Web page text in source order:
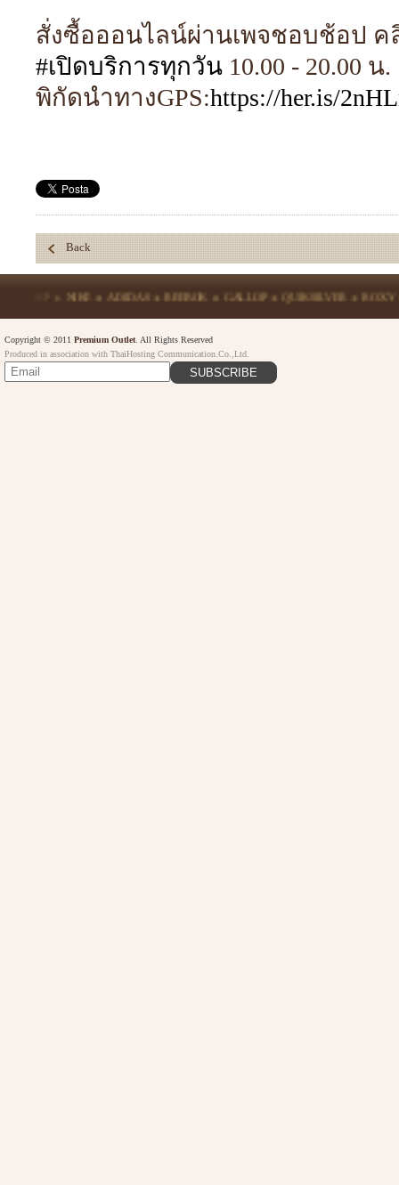
สั่งซื้อออนไลน์ผ่านเพจชอบช้อป
#เปิดบริการทุกวัน 10.00 - 20.00 น.
พิกัดนำทางGPS:https://her.is/
Back
ADIDAS REEBOK GALLOP QUIKSILVER ROXY ECKO
Copyright © 2011 Premium Outlet . All Rights Reserved
Produced in association with ThaiHosting Communication.Co.,Ltd.